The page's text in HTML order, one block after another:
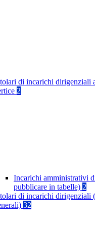
di incarichi dirigenziali
2
Incarichi amministrativi
pubblicare in tabelle) 2
di incarichi dirigenziali
32